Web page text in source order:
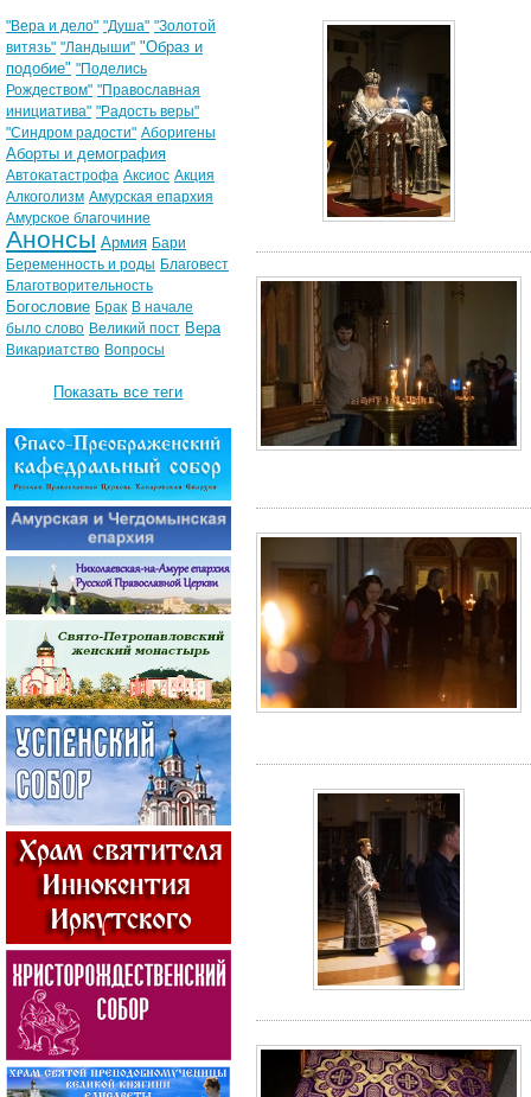
"Вера и дело" "Душа" "Золотой
витязь" "Ландыши" "Образ и
подобие" "Поделись
Рождеством" "Православная
инициатива" "Радость веры"
"Синдром радости" Аборигены
Аборты и демография
Автокатастрофа Аксиос Акция
Алкоголизм Амурская епархия
Амурское благочиние
Анонсы Армия Бари
Беременность и роды Благовест
Благотворительность
Богословие Брак В начале
было слово Великий пост Вера
Викариатство Вопросы
Показать все теги